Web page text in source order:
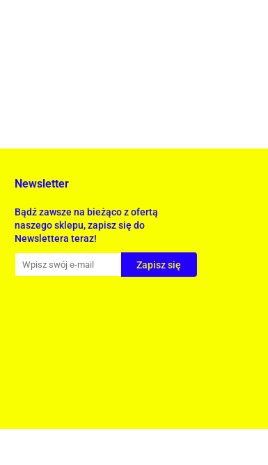
Newsletter
Bądź zawsze na bieżąco z ofertą
naszego sklepu, zapisz się do
Newslettera teraz!